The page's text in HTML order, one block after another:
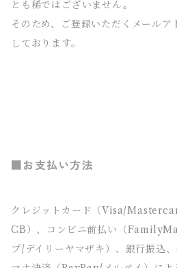
とも稀ではございません。
そのため、ご登録いただくメール
しております。
■お支払い方法
クレジットカード（Visa/
CB）、コンビニ前払い（
プ/デイリーヤマザキ）、銀行振込